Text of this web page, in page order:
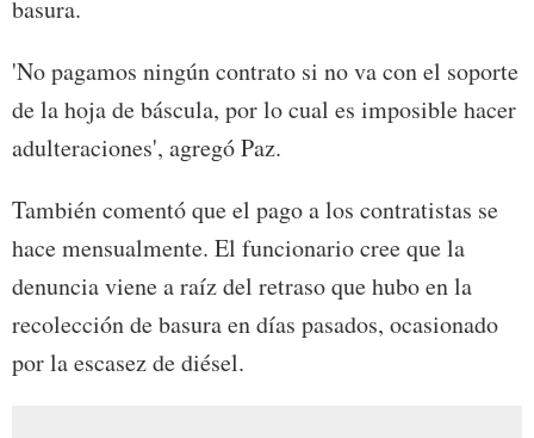
basura.
'No pagamos ningún contrato si no va con el soporte
de la hoja de báscula, por lo cual es imposible hacer
adulteraciones', agregó Paz.
También comentó que el pago a los contratistas se
hace mensualmente. El funcionario cree que la
denuncia viene a raíz del retraso que hubo en la
recolección de basura en días pasados, ocasionado
por la escasez de diésel.